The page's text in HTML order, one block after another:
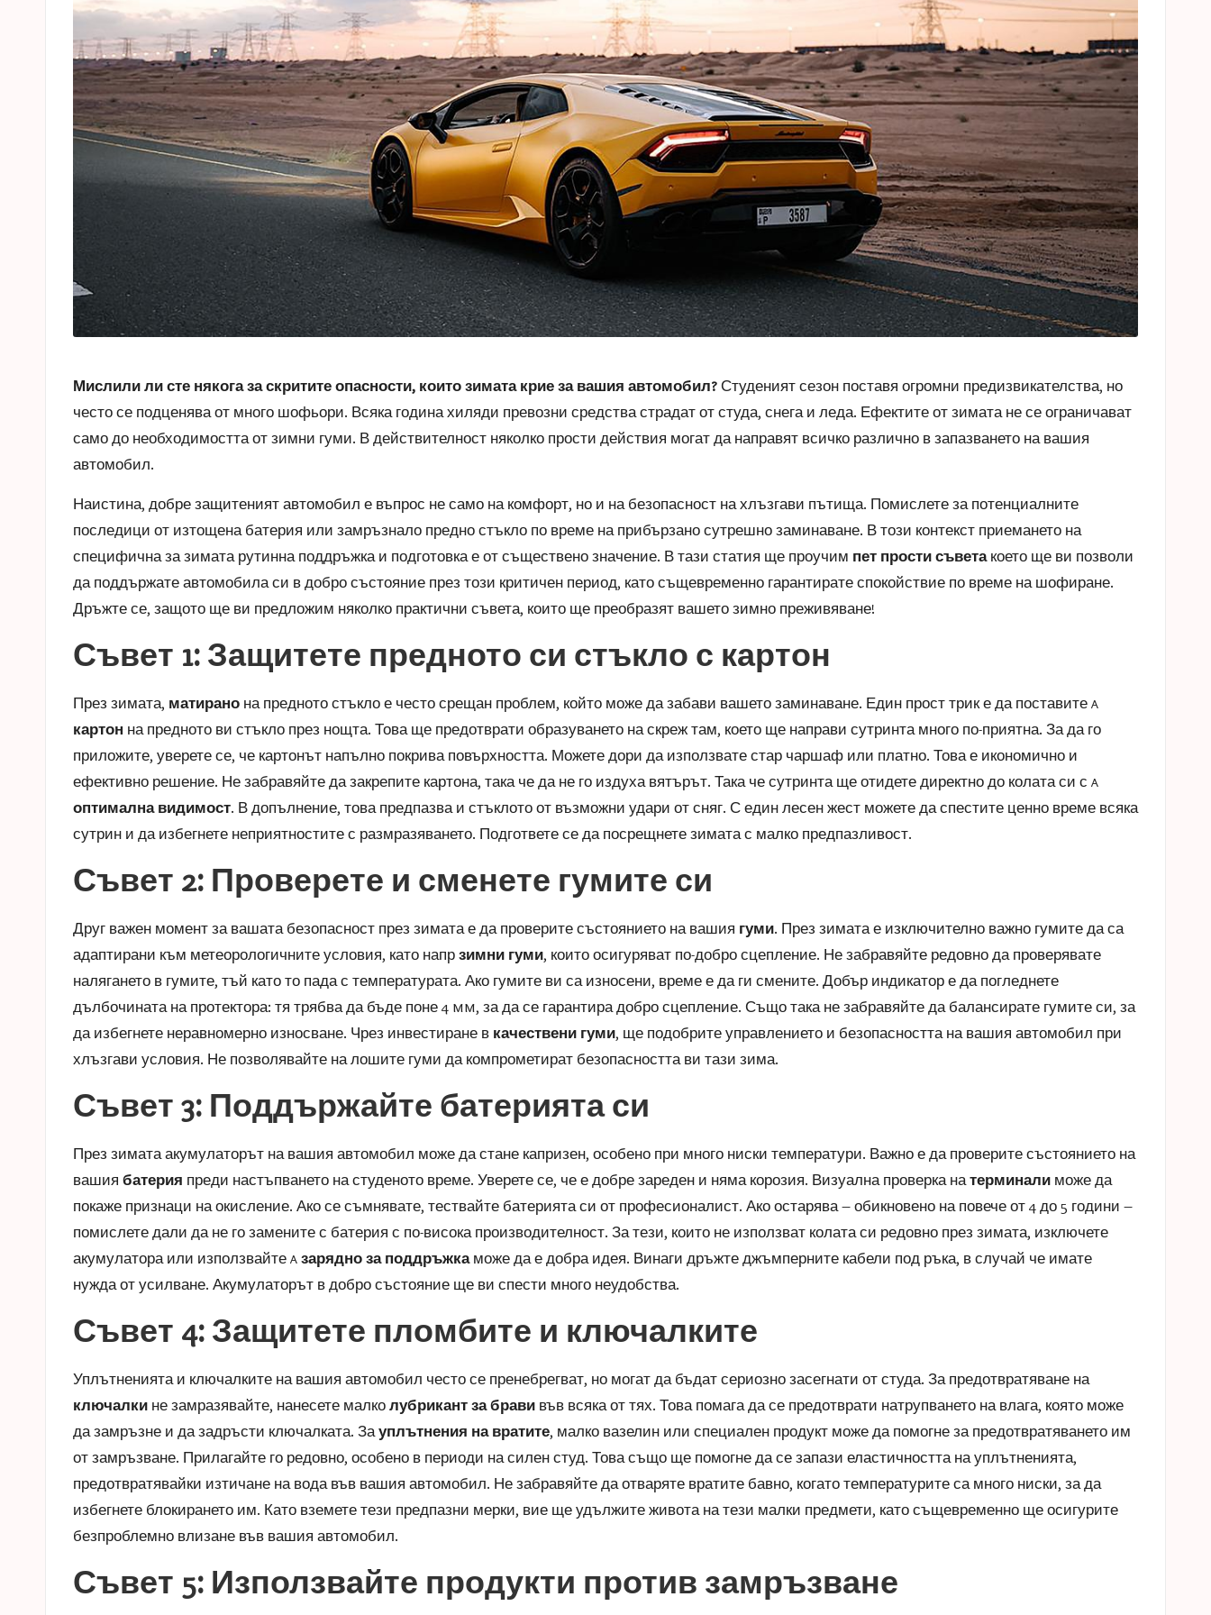
Мислили ли сте някога за скритите опасности, които зимата крие за вашия автомобил? Студеният сезон поставя огромни предизвикателства, но
често се подценява от много шофьори. Всяка година хиляди превозни средства страдат от студа, снега и леда. Ефектите от зимата не се ограничават
само до необходимостта от зимни гуми. В действителност няколко прости действия могат да направят всичко различно в запазването на вашия
автомобил.
Наистина, добре защитеният автомобил е въпрос не само на комфорт, но и на безопасност на хлъзгави пътища. Помислете за потенциалните
последици от изтощена батерия или замръзнало предно стъкло по време на прибързано сутрешно заминаване. В този контекст приемането на
специфична за зимата рутинна поддръжка и подготовка е от съществено значение. В тази статия ще проучим пет прости съветакоето ще ви позволи
да поддържате автомобила си в добро състояние през този критичен период, като същевременно гарантирате спокойствие по време на шофиране.
Дръжте се, защото ще ви предложим няколко практични съвета, които ще преобразят вашето зимно преживяване!
Съвет 1: Защитете предното си стъкло с картон
През зимата, матирано на предното стъкло е често срещан проблем, който може да забави вашето заминаване. Един прост трик е да поставите a
картон на предното ви стъкло през нощта. Това ще предотврати образуването на скреж там, което ще направи сутринта много по-приятна. За да го
приложите, уверете се, че картонът напълно покрива повърхността. Можете дори да използвате стар чаршаф или платно. Това е икономично и
ефективно решение. Не забравяйте да закрепите картона, така че да не го издуха вятърът. Така че сутринта ще отидете директно до колата си с a
оптимална видимост. В допълнение, това предпазва и стъклото от възможни удари от сняг. С един лесен жест можете да спестите ценно време всяка
сутрин и да избегнете неприятностите с размразяването. Подгответе се да посрещнете зимата с малко предпазливост.
Съвет 2: Проверете и сменете гумите си
Друг важен момент за вашата безопасност през зимата е да проверите състоянието на вашия гуми. През зимата е изключително важно гумите да са
адаптирани към метеорологичните условия, като напр зимни гуми, които осигуряват по-добро сцепление. Не забравяйте редовно да проверявате
налягането в гумите, тъй като то пада с температурата. Ако гумите ви са износени, време е да ги смените. Добър индикатор е да погледнете
дълбочината на протектора: тя трябва да бъде поне 4 mm, за да се гарантира добро сцепление. Също така не забравяйте да балансирате гумите си, за
да избегнете неравномерно износване. Чрез инвестиране в качествени гуми, ще подобрите управлението и безопасността на вашия автомобил при
хлъзгави условия. Не позволявайте на лошите гуми да компрометират безопасността ви тази зима.
Съвет 3: Поддържайте батерията си
През зимата акумулаторът на вашия автомобил може да стане капризен, особено при много ниски температури. Важно е да проверите състоянието на
вашия батерия преди настъпването на студеното време. Уверете се, че е добре зареден и няма корозия. Визуална проверка на терминали може да
покаже признаци на окисление. Ако се съмнявате, тествайте батерията си от професионалист. Ако остарява – обикновено на повече от 4 до 5 години –
помислете дали да не го замените с батерия с по-висока производителност. За тези, които не използват колата си редовно през зимата, изключете
акумулатора или използвайте a зарядно за поддръжкаможе да е добра идея. Винаги дръжте джъмперните кабели под ръка, в случай че имате
нужда от усилване. Акумулаторът в добро състояние ще ви спести много неудобства.
Съвет 4: Защитете пломбите и ключалките
Уплътненията и ключалките на вашия автомобил често се пренебрегват, но могат да бъдат сериозно засегнати от студа. За предотвратяване на
ключалки не замразявайте, нанесете малко лубрикант за брави във всяка от тях. Това помага да се предотврати натрупването на влага, която може
да замръзне и да задръсти ключалката. За уплътнения на вратите, малко вазелин или специален продукт може да помогне за предотвратяването им
от замръзване. Прилагайте го редовно, особено в периоди на силен студ. Това също ще помогне да се запази еластичността на уплътненията,
предотвратявайки изтичане на вода във вашия автомобил. Не забравяйте да отваряте вратите бавно, когато температурите са много ниски, за да
избегнете блокирането им. Като вземете тези предпазни мерки, вие ще удължите живота на тези малки предмети, като същевременно ще осигурите
безпроблемно влизане във вашия автомобил.
Съвет 5: Използвайте продукти против замръзване